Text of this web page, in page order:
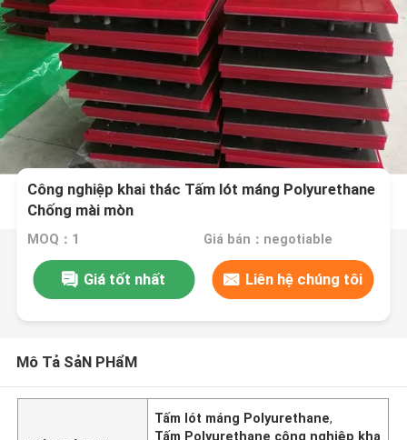
Công nghiệp khai thác Tấm lót máng Polyurethane
Chống mài mòn
MOQ：1 Giá bán：negotiable
Giá tốt nhất Liên hệ chúng tôi
Mô Tả SảN PHẩM
Tấm lót máng Polyurethane,
Tấm Polyurethane công nghiệp kha